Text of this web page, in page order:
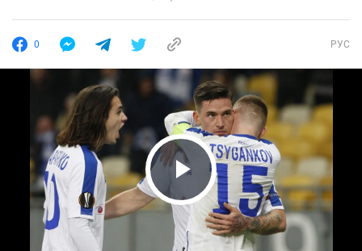
0 РУС
Play Video